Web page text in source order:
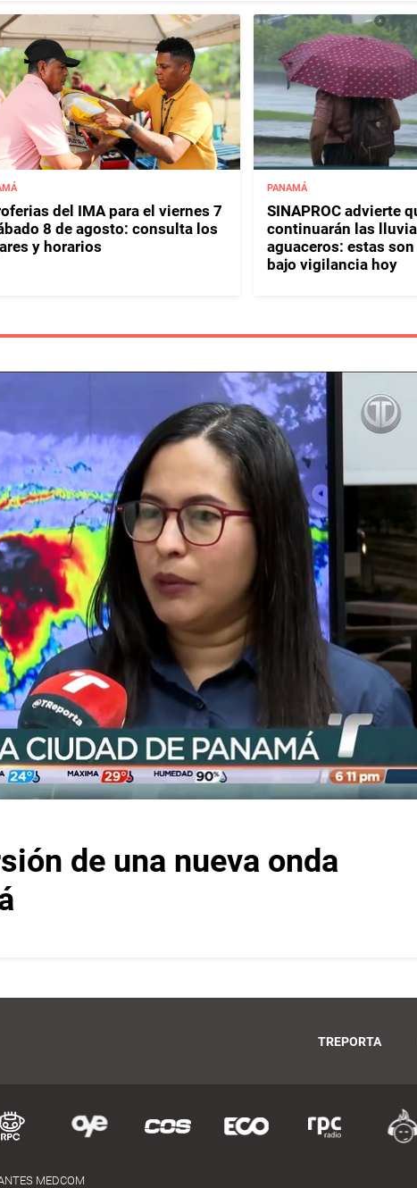
del IMA para el viernes 7
8 de agosto: consulta los
y horarios
PANAMÁ
SINAPROC advierte
continuarán las
aguaceros: estas
bajo vigilancia hoy
de una nueva onda
TREPORTA
MEDCOM